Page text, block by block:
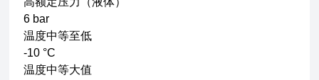
6 bar
温度中等至低
-10 °C
温度中等大值